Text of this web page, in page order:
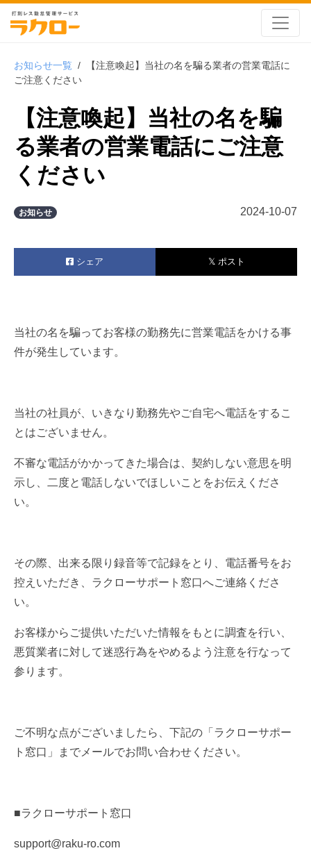
お知らせ一覧 /
【注意喚起】当社の名を騙る業者の営業電話に
ご注意ください
【注意喚起】当社の名を騙
る業者の営業電話にご注意
ください
お知らせ 2024-10-07
シェア 𝕏 ポスト
当社の名を騙ってお客様の勤務先に営業電話をかける事
件が発生しています。
当社の社員が、いきなり勤務先やご自宅へ電話をするこ
とはございません。
不審な電話がかかってきた場合は、契約しない意思を明
示し、二度と電話しないでほしいことをお伝えくださ
い。
その際、出来る限り録音等で記録をとり、電話番号をお
控えいただき、ラクローサポート窓口へご連絡くださ
い。
お客様からご提供いただいた情報をもとに調査を行い、
悪質業者に対して迷惑行為をやめるよう注意を行なって
参ります。
ご不明な点がございましたら、下記の「ラクローサポー
ト窓口」までメールでお問い合わせください。
■ラクローサポート窓口
support@raku-ro.com